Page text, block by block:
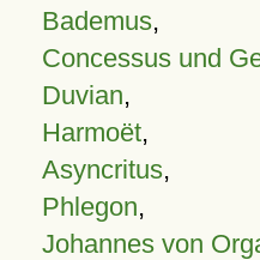
Bademus,
Concessus und
Duvian,
Harmoët,
Asyncritus,
Phlegon,
Johannes von